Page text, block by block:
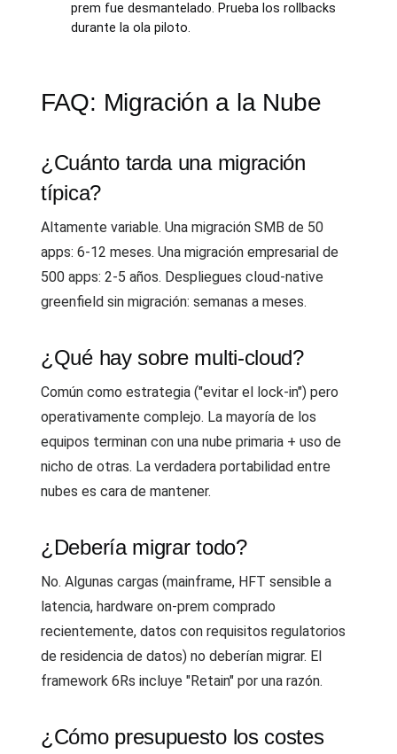
prem fue desmantelado. Prueba los rollbacks
durante la ola piloto.
FAQ: Migración a la Nube
¿Cuánto tarda una migración
típica?
Altamente variable. Una migración SMB de 50
apps: 6-12 meses. Una migración empresarial de
500 apps: 2-5 años. Despliegues cloud-native
greenfield sin migración: semanas a meses.
¿Qué hay sobre multi-cloud?
Común como estrategia ("evitar el lock-in") pero
operativamente complejo. La mayoría de los
equipos terminan con una nube primaria + uso de
nicho de otras. La verdadera portabilidad entre
nubes es cara de mantener.
¿Debería migrar todo?
No. Algunas cargas (mainframe, HFT sensible a
latencia, hardware on-prem comprado
recientemente, datos con requisitos regulatorios
de residencia de datos) no deberían migrar. El
framework 6Rs incluye "Retain" por una razón.
¿Cómo presupuesto los costes